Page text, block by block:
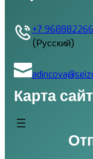
+7
(Русский)
Карта